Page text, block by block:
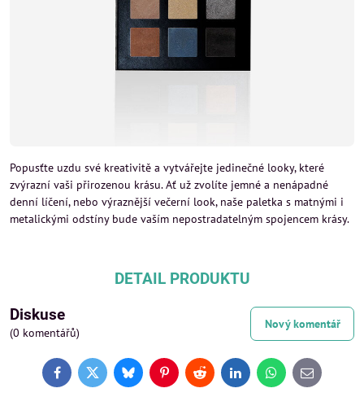
Popusťte uzdu své kreativitě a vytvářejte jedinečné looky, které
zvýrazní vaši přirozenou krásu. Ať už zvolíte jemné a nenápadné
denní líčení, nebo výraznější večerní look, naše paletka s matnými i
metalickými odstíny bude vaším nepostradatelným spojencem krásy.
DETAIL PRODUKTU
Diskuse
(0 komentářů)
Nový komentář
FacebookTwitterBlueskyPinterestReddit LinkedInWhatsApp
E-
mail